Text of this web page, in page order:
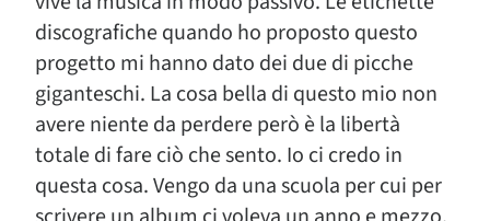
discografiche quando ho proposto questo
progetto mi hanno dato dei due di picche
giganteschi. La cosa bella di questo mio non
avere niente da perdere però è la libertà
totale di fare ciò che sento. Io ci credo in
questa cosa. Vengo da una scuola per cui per